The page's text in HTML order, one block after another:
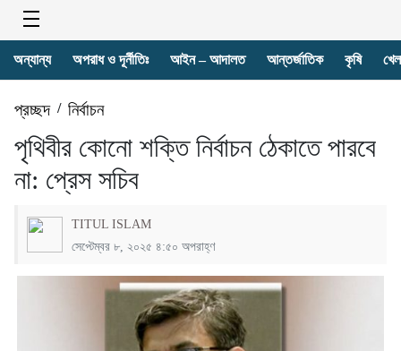
অন্যান্য অপরাধ ও দূর্নীতিঃ আইন – আদালত আন্তর্জাতিক কৃষি
প্রচ্ছদ/ নির্বাচন
পৃথিবীর কোনো শক্তি নির্বাচন ঠেকাতে পারবে
না: প্রেস সচিব
TITUL ISLAM
সেপ্টেম্বর ৮, ২০২৫ ৪:৫০ অপরাহ্ণ